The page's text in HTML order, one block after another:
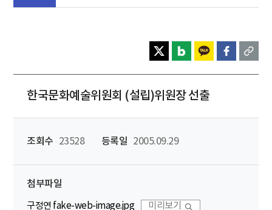
한국문화예술위원회 (설립)위원장 선출
조회수 23528 등록일 2005.09.29
첨부파일
구정연 fake-web-image.jpg 미리보기